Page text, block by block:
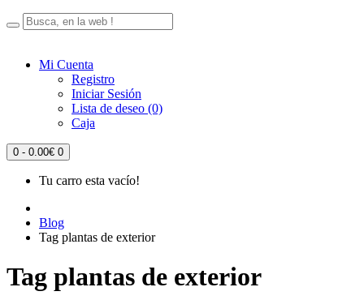
Mi Cuenta
Registro
Iniciar Sesión
Lista de deseo (0)
Caja
0 - 0.00€ 0
Tu carro esta vacío!
Blog
Tag plantas de exterior
Tag plantas de exterior